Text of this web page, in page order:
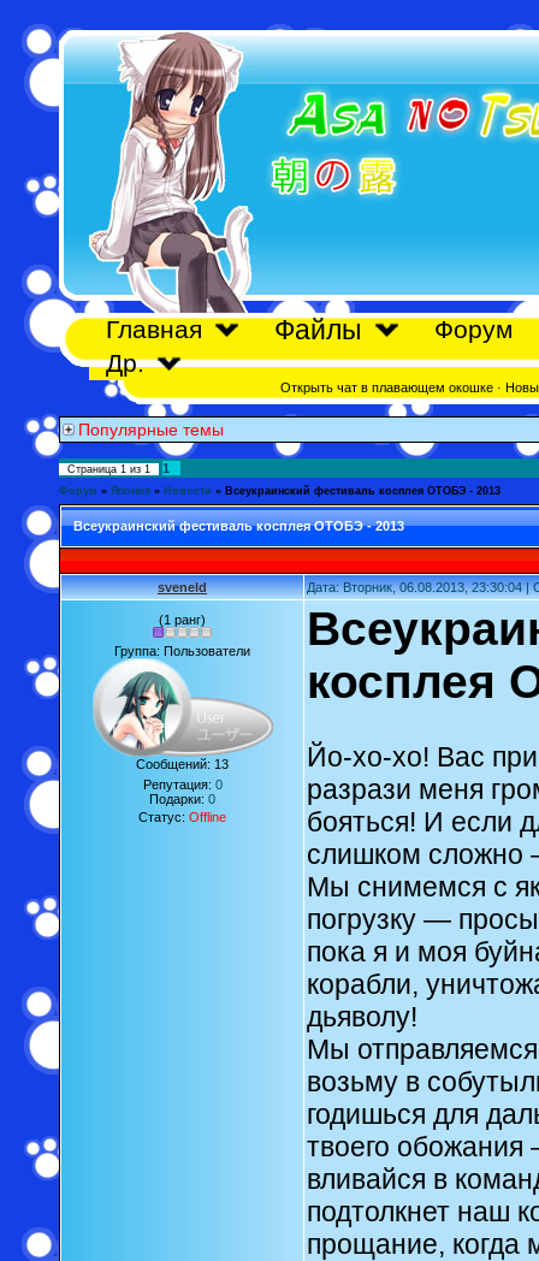
Главная Файлы
Форум
Др.
Открыть чат в плавающем окошке·
Популярные темы
Страница 1 из 1 1
Форум » Япония » Новости » Всеукраинский фестиваль косплея ОТОБЭ - 2013
Всеукраинский фестиваль косплея ОТОБЭ - 2013
sveneld Дата: Вторник, 06.08.2013, 23:30:04
(1 ранг)
Группа: Пользователи
Сообщений: 13
Репутация: 0
Подарки: 0
Статус: Offline
косплея
Йо-хо-хо! Вас
разрази меня
бояться! И если
слишком сложно
Мы снимемся с
погрузку —
пока я и моя
корабли,
дьяволу!
Мы
возьму в
годишься для
твоего
вливайся в
подтолкнет наш
прощание, когда